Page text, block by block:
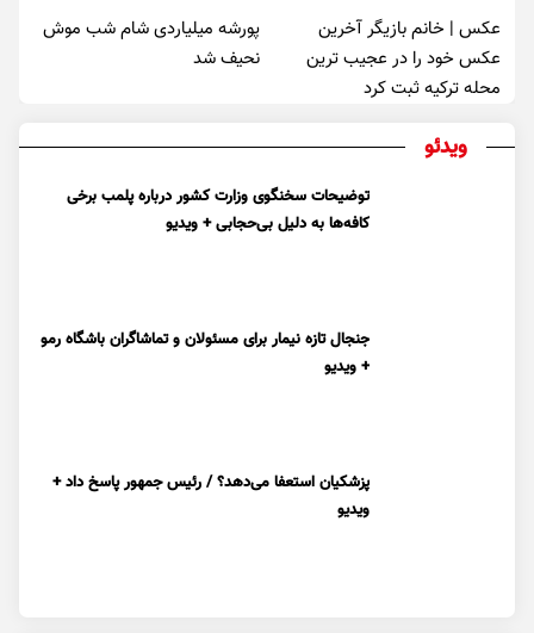
عکس | خانم بازیگر آخرین
عکس خود را در عجیب ترین
محله ترکیه ثبت کرد
پورشه میلیاردی شام شب موش‌
نحیف شد
ویدئو
توضیحات سخنگوی وزارت کشور درباره پلمب برخی
کافه‌ها به دلیل بی‌حجابی + ویدیو
جنجال تازه نیمار برای مسئولان و تماشاگران باشگاه رمو
+ ویدیو
پزشکیان استعفا می‌دهد؟ / رئیس جمهور پاسخ داد +
ویدیو